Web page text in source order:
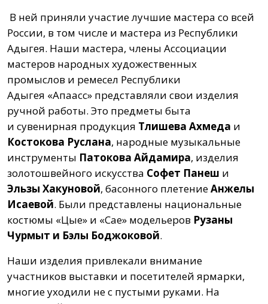
В ней приняли участие лучшие мастера со всей
России, в том числе и мастера из Республики
Адыгея. Наши мастера, члены Ассоциации
мастеров народных художественных
промыслов и ремесел Республики
Адыгея «Апаасс» представляли свои изделия
ручной работы. Это предметы быта
и сувенирная продукция Тлишева Ахмеда и
Костокова Руслана, народные музыкальные
инструменты Патокова Айдамира, изделия
золотошвейного искусства Софет Панеш и
Эльзы Хакуновой, басонного плетениеАнжелы
Исаевой. Были представлены национальные
костюмы «Цые» и «Сае» модельеров Рузаны
Чурмыт и Бэлы Боджоковой.
Наши изделия привлекали внимание
участников выставки и посетителей ярмарки,
многие уходили не с пустыми руками. На